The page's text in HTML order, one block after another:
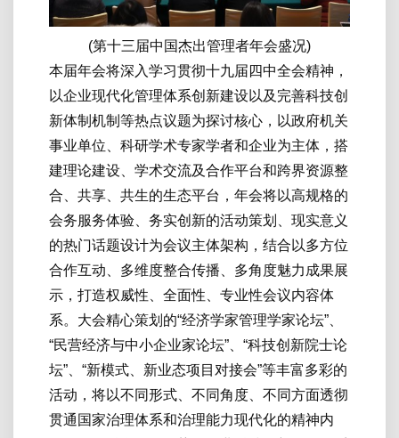
(第十三届中国杰出管理者年会盛况)
本届年会将深入学习贯彻十九届四中全会精神，
以企业现代化管理体系创新建设以及完善科技创
新体制机制等热点议题为探讨核心，以政府机关
事业单位、科研学术专家学者和企业为主体，搭
建理论建设、学术交流及合作平台和跨界资源整
合、共享、共生的生态平台，年会将以高规格的
会务服务体验、务实创新的活动策划、现实意义
的热门话题设计为会议主体架构，结合以多方位
合作互动、多维度整合传播、多角度魅力成果展
示，打造权威性、全面性、专业性会议内容体
系。大会精心策划的“经济学家管理学家论坛”、
“民营经济与中小企业家论坛”、“科技创新院士论
坛”、“新模式、新业态项目对接会”等丰富多彩的
活动，将以不同形式、不同角度、不同方面透彻
贯通国家治理体系和治理能力现代化的精神内